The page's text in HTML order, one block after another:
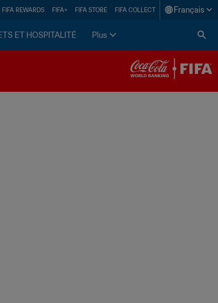
FIFA REWARDS FIFA+ FIFA STORE FIFA COLLECT Français
ET HOSPITALITÉ Plus